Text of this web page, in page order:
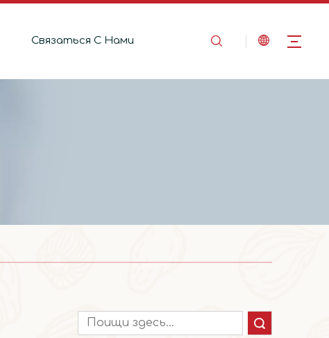
Связаться C Hами